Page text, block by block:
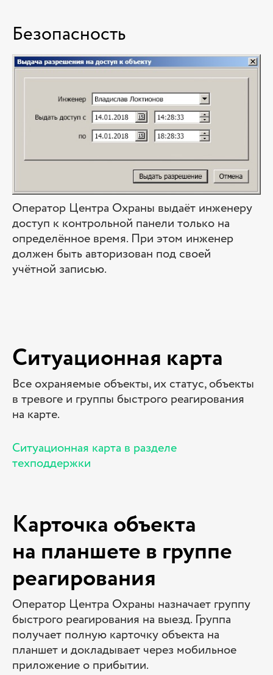
Безопасность
Оператор Центра Охраны выдаёт инженеру
доступ к контрольной панели только на
определённое время. При этом инженер
должен быть авторизован под своей
учётной записью.
Ситуационная карта
Все охраняемые объекты, их статус, объекты
в тревоге и группы быстрого реагирования
на карте.
Ситуационная карта в разделе
техподдержки
Карточка объекта
на планшете в группе
реагирования
Оператор Центра Охраны назначает группу
быстрого реагирования на выезд. Группа
получает полную карточку объекта на
планшет и докладывает через мобильное
приложение о прибытии.